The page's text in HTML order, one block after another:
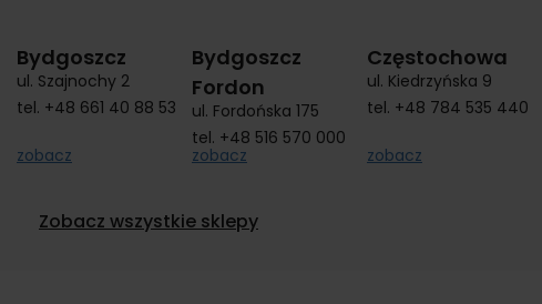
Bydgoszcz
ul. Szajnochy 2
tel. +48 661 40 88 53
zobacz
Bydgoszcz
Fordon
ul. Fordońska 175
tel. +48 516 570 000
zobacz
Częstochowa
ul. Kiedrzyńska 9
tel. +48 784 535 440
zobacz
Zobacz wszystkie sklepy